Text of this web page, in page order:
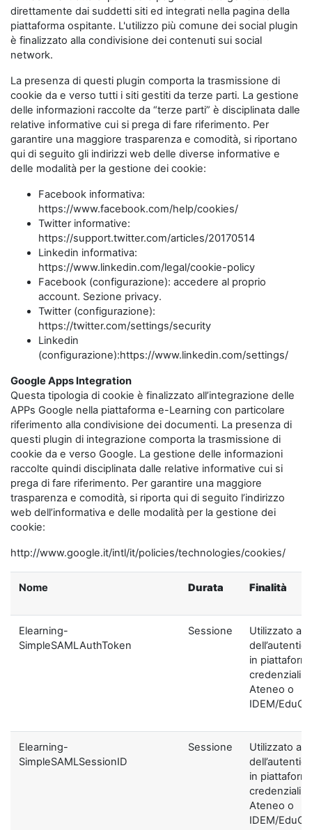
direttamente dai suddetti siti ed integrati nella pagina della
piattaforma ospitante. L'utilizzo più comune dei social plugin
è finalizzato alla condivisione dei contenuti sui social
network.
La presenza di questi plugin comporta la trasmissione di
cookie da e verso tutti i siti gestiti da terze parti. La gestione
delle informazioni raccolte da “terze parti” è disciplinata dalle
relative informative cui si prega di fare riferimento. Per
garantire una maggiore trasparenza e comodità, si riportano
qui di seguito gli indirizzi web delle diverse informative e
delle modalità per la gestione dei cookie:
Facebook informativa:
https://www.facebook.com/help/cookies/
Twitter informative:
https://support.twitter.com/articles/20170514
Linkedin informativa:
https://www.linkedin.com/legal/cookie-policy
Facebook (configurazione): accedere al proprio
account. Sezione privacy.
Twitter (configurazione):
https://twitter.com/settings/security
Linkedin
(configurazione):https://www.linkedin.com/settings/
Google Apps Integration
Questa tipologia di cookie è finalizzato all’integrazione delle
APPs Google nella piattaforma e-Learning con particolare
riferimento alla condivisione dei documenti. La presenza di
questi plugin di integrazione comporta la trasmissione di
cookie da e verso Google. La gestione delle informazioni
raccolte quindi disciplinata dalle relative informative cui si
prega di fare riferimento. Per garantire una maggiore
trasparenza e comodità, si riporta qui di seguito l’indirizzo
web dell’informativa e delle modalità per la gestione dei
cookie:
http://www.google.it/intl/it/policies/technologies/cookies/
Nome Durata Finalità
Elearning-
SimpleSAMLAuthToken
Sessione
Utilizzato ai
in
credenziali di
Ateneo o
IDEM/
Elearning-
SimpleSAMLSessionID
Sessione
Utilizzato ai
in
credenziali di
Ateneo o
IDEM/